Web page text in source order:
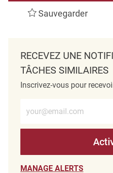
Sauvegarder
RECEVEZ UNE
TÂCHES SIMILAIRES
Inscrivez-vous pour
MANAGE ALERTS